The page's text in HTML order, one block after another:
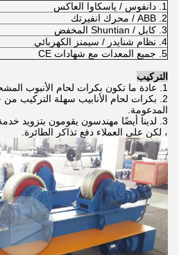
1. دانفوس / ياسكاوا العاكس
2. ABB / محرك انفيرتك
3. كابل / Shuntian المخفض
4. نظام شنايدر / سيمنز الكهربائي
5. جميع المعدات مع شهادات CE
التركيب
1. عادة ما تكون بكرات لحام الأنبوب المشحونة بالتركيب الكامل.
2. بكرات لحام الأنابيب سهلة التركيب
المدعومة.
3. لدينا أيضًا مهندسون يقومون بتزويد
، لكن على العملاء دفع تذاكر الطائرة.